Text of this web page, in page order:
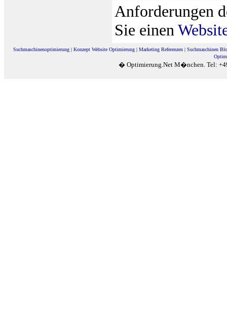
Anforderungen
Sie einen
Suchmaschinenoptimierung| Konzept Website Optimierung| Marketing Referenzen| Suchmaschinen
� Optimierung.Net M�nchen. Tel: